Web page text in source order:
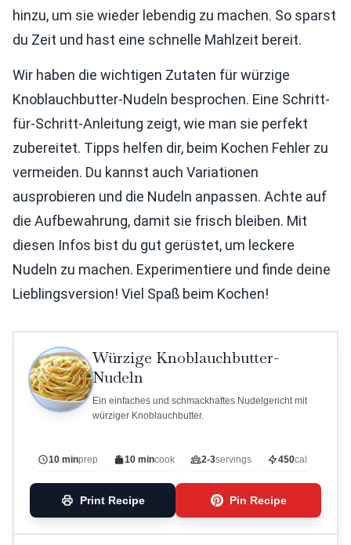
hinzu, um sie wieder lebendig zu machen. So sparst
du Zeit und hast eine schnelle Mahlzeit bereit.
Wir haben die wichtigen Zutaten für würzige
Knoblauchbutter-Nudeln besprochen. Eine Schritt-
für-Schritt-Anleitung zeigt, wie man sie perfekt
zubereitet. Tipps helfen dir, beim Kochen Fehler zu
vermeiden. Du kannst auch Variationen
ausprobieren und die Nudeln anpassen. Achte auf
die Aufbewahrung, damit sie frisch bleiben. Mit
diesen Infos bist du gut gerüstet, um leckere
Nudeln zu machen. Experimentiere und finde deine
Lieblingsversion! Viel Spaß beim Kochen!
Würzige Knoblauchbutter-
Nudeln
Ein einfaches und schmackhaftes Nudelgericht mit
würziger Knoblauchbutter.
10 minprep 10 mincook 2-3servings 450cal
Print Recipe Pin Recipe